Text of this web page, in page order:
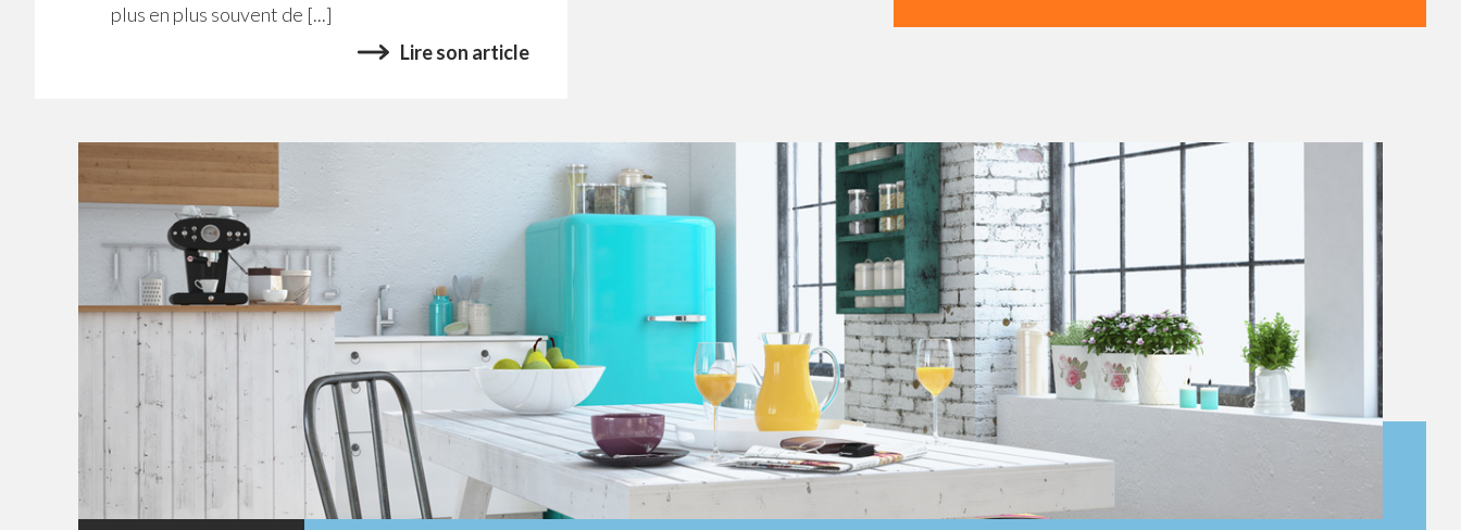
plus en plus souvent de [...]
Lire son article